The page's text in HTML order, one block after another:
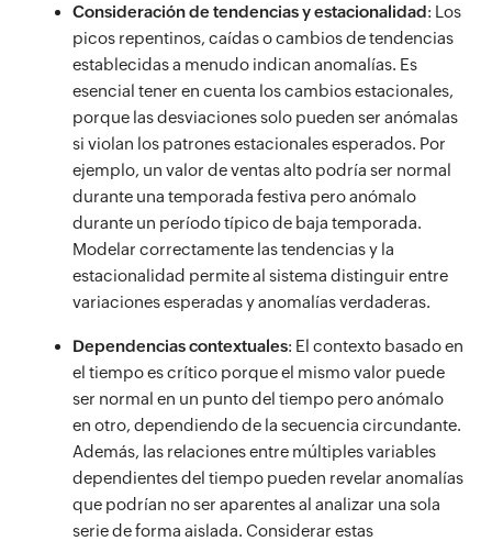
Consideración de tendencias y estacionalidad: Los
picos repentinos, caídas o cambios de tendencias
establecidas a menudo indican anomalías. Es
esencial tener en cuenta los cambios estacionales,
porque las desviaciones solo pueden ser anómalas
si violan los patrones estacionales esperados. Por
ejemplo, un valor de ventas alto podría ser normal
durante una temporada festiva pero anómalo
durante un período típico de baja temporada.
Modelar correctamente las tendencias y la
estacionalidad permite al sistema distinguir entre
variaciones esperadas y anomalías verdaderas.
Dependencias contextuales: El contexto basado en
el tiempo es crítico porque el mismo valor puede
ser normal en un punto del tiempo pero anómalo
en otro, dependiendo de la secuencia circundante.
Además, las relaciones entre múltiples variables
dependientes del tiempo pueden revelar anomalías
que podrían no ser aparentes al analizar una sola
serie de forma aislada. Considerar estas